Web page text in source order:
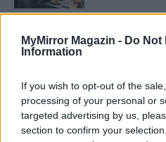
MyMirror Magazin - Do Not
Information
If you wish to opt-out of the
processing of your personal or
targeted advertising by us,
section to confirm your
Szent
jelképe
Minka 12. rész